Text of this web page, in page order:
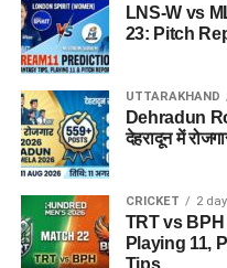
LNS-W vs
23: Pitch
UTTARAKHAND
Dehradun
देहरादून में
CRICKET 2
TRT vs
Playing 11,
Tips